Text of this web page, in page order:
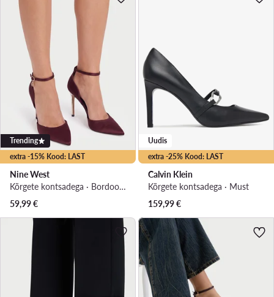
extra -15% Kood: LAST
Trending
Nine West
Kõrgete kontsadega · Bordoopunane · 10 cm
59,99€
extra -25% Kood: LAST
Uudis
Calvin Klein
Kõrgete kontsadega · Must
159,99€